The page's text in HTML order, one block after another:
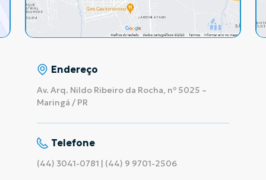
Endereço
Av. Arq. Nildo Ribeiro da Rocha, nº 5025 –
Maringá / PR
Telefone
(44) 3041-0781 | (44) 9 9701-2506